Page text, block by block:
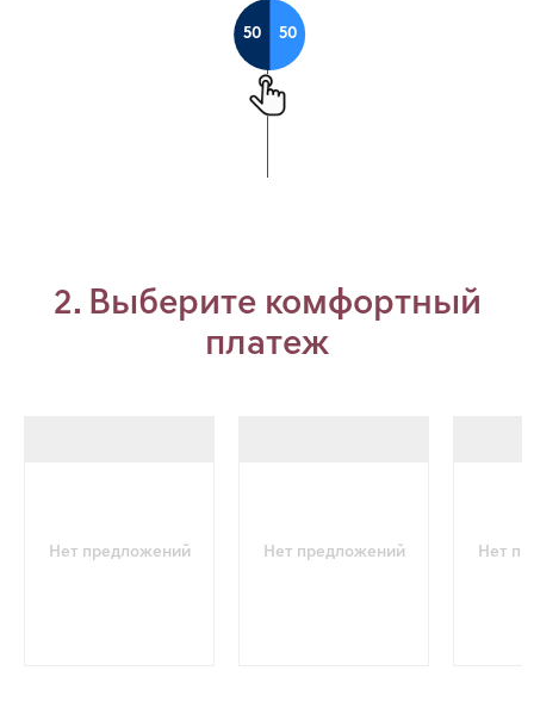
50 50
2. Выберите комфортный
платеж
Нет предложений Нет предложений Нет